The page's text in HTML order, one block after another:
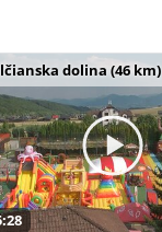
dolina (46 km)